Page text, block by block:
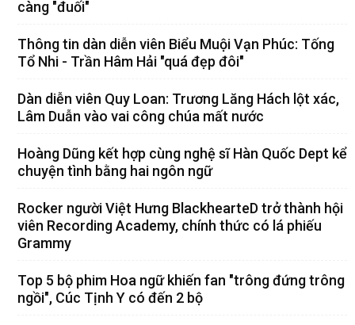
càng "đuối"
Thông tin dàn diễn viên Biểu Muội Vạn Phúc: Tống
Tổ Nhi - Trần Hâm Hải "quá đẹp đôi"
Dàn diễn viên Quy Loan: Trương Lăng Hách lột xác,
Lâm Duẫn vào vai công chúa mất nước
Hoàng Dũng kết hợp cùng nghệ sĩ Hàn Quốc Dept kể
chuyện tình bằng hai ngôn ngữ
Rocker người Việt Hưng BlackhearteD trở thành hội
viên Recording Academy, chính thức có lá phiếu
Grammy
Top 5 bộ phim Hoa ngữ khiến fan "trông đứng trông
ngồi", Cúc Tịnh Y có đến 2 bộ